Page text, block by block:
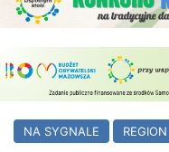
NA SYGNALE REGION